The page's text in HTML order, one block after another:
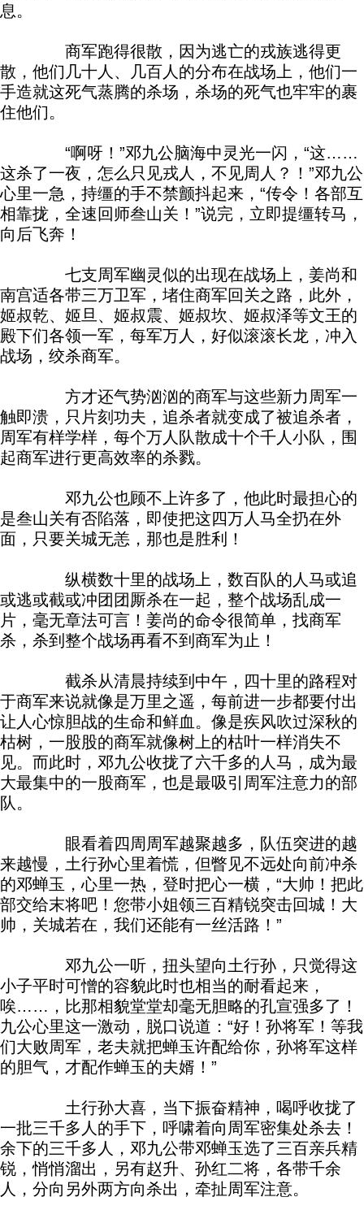
息。
商军跑得很散，因为逃亡的戎族逃得更
散，他们几十人、几百人的分布在战场上，他们一
手造就这死气蒸腾的杀场，杀场的死气也牢牢的裹
住他们。
“啊呀！”邓九公脑海中灵光一闪，“这……
这杀了一夜，怎么只见戎人，不见周人？！”邓九公
心里一急，持缰的手不禁颤抖起来，“传令！各部互
相靠拢，全速回师叁山关！”说完，立即提缰转马，
向后飞奔！
七支周军幽灵似的出现在战场上，姜尚和
南宫适各带三万卫军，堵住商军回关之路，此外，
姬叔乾、姬旦、姬叔震、姬叔坎、姬叔泽等文王的
殿下们各领一军，每军万人，好似滚滚长龙，冲入
战场，绞杀商军。
方才还气势汹汹的商军与这些新力周军一
触即溃，只片刻功夫，追杀者就变成了被追杀者，
周军有样学样，每个万人队散成十个千人小队，围
起商军进行更高效率的杀戮。
邓九公也顾不上许多了，他此时最担心的
是叁山关有否陷落，即使把这四万人马全扔在外
面，只要关城无恙，那也是胜利！
纵横数十里的战场上，数百队的人马或追
或逃或截或冲团团厮杀在一起，整个战场乱成一
片，毫无章法可言！姜尚的命令很简单，找商军
杀，杀到整个战场再看不到商军为止！
截杀从清晨持续到中午，四十里的路程对
于商军来说就像是万里之遥，每前进一步都要付出
让人心惊胆战的生命和鲜血。像是疾风吹过深秋的
枯树，一股股的商军就像树上的枯叶一样消失不
见。而此时，邓九公收拢了六千多的人马，成为最
大最集中的一股商军，也是最吸引周军注意力的部
队。
眼看着四周周军越聚越多，队伍突进的越
来越慢，土行孙心里着慌，但瞥见不远处向前冲杀
的邓蝉玉，心里一热，登时把心一横，“大帅！把此
部交给末将吧！您带小姐领三百精锐突击回城！大
帅，关城若在，我们还能有一丝活路！”
邓九公一听，扭头望向土行孙，只觉得这
小子平时可憎的容貌此时也相当的耐看起来，
唉……，比那相貌堂堂却毫无胆略的孔宣强多了！
九公心里这一激动，脱口说道：“好！孙将军！等我
们大败周军，老夫就把蝉玉许配给你，孙将军这样
的胆气，才配作蝉玉的夫婿！”
土行孙大喜，当下振奋精神，喝呼收拢了
一批三千多人的手下，呼啸着向周军密集处杀去！
余下的三千多人，邓九公带邓蝉玉选了三百亲兵精
锐，悄悄溜出，另有赵升、孙红二将，各带千余
人，分向另外两方向杀出，牵扯周军注意。